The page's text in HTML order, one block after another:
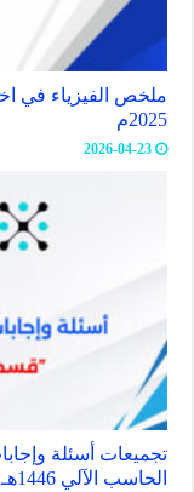
ملخص الفيزياء في
2025م
2026-04-23
تجميعات أسئلة
الحاسب الآلي 1446هـ